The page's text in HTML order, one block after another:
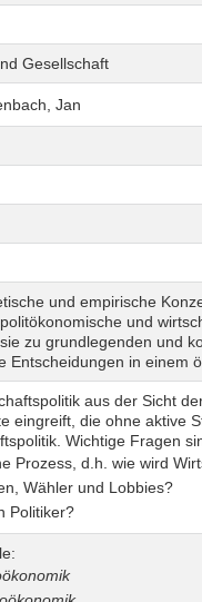
Gesellschaft
Jan
und empirische
und
zu grundlegenden und
Entscheidungen in einem
aus der Sicht
eingreift, die ohne aktive
Wichtige Fragen
Prozess, d.h. wie wird
Wähler und Lobbies?
Politiker?